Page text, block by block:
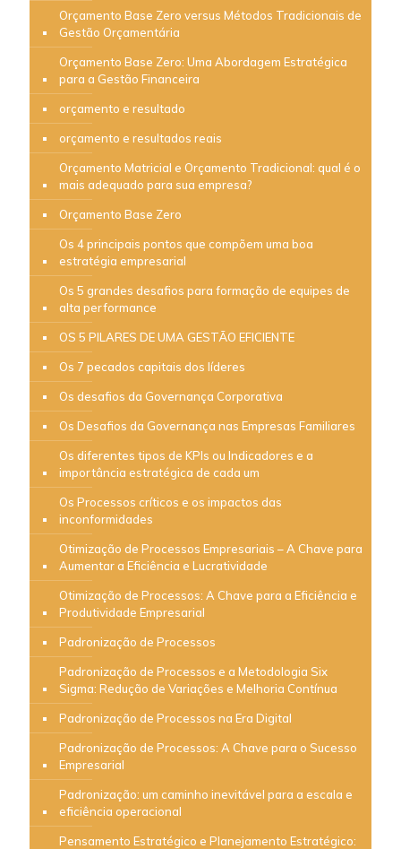
Orçamento Base Zero versus Métodos Tradicionais de
Gestão Orçamentária
Orçamento Base Zero: Uma Abordagem Estratégica
para a Gestão Financeira
orçamento e resultado
orçamento e resultados reais
Orçamento Matricial e Orçamento Tradicional: qual é o
mais adequado para sua empresa?
Orçamento Base Zero
Os 4 principais pontos que compõem uma boa
estratégia empresarial
Os 5 grandes desafios para formação de equipes de
alta performance
OS 5 PILARES DE UMA GESTÃO EFICIENTE
Os 7 pecados capitais dos líderes
Os desafios da Governança Corporativa
Os Desafios da Governança nas Empresas Familiares
Os diferentes tipos de KPIs ou Indicadores e a
importância estratégica de cada um
Os Processos críticos e os impactos das
inconformidades
Otimização de Processos Empresariais – A Chave para
Aumentar a Eficiência e Lucratividade
Otimização de Processos: A Chave para a Eficiência e
Produtividade Empresarial
Padronização de Processos
Padronização de Processos e a Metodologia Six
Sigma: Redução de Variações e Melhoria Contínua
Padronização de Processos na Era Digital
Padronização de Processos: A Chave para o Sucesso
Empresarial
Padronização: um caminho inevitável para a escala e
eficiência operacional
Pensamento Estratégico e Planejamento Estratégico: